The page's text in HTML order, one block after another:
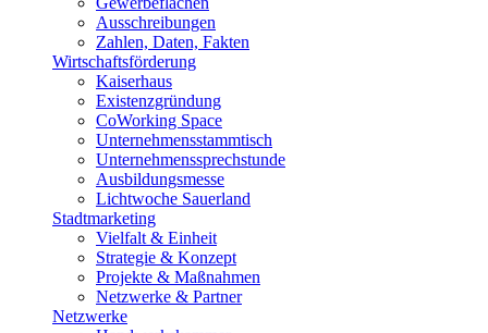
Ausschreibungen
Zahlen, Daten, Fakten
Wirtschaftsförderung
Kaiserhaus
Existenzgründung
CoWorking Space
Unternehmensstammtisch
Unternehmenssprechstunde
Ausbildungsmesse
Lichtwoche Sauerland
Stadtmarketing
Vielfalt & Einheit
Strategie & Konzept
Projekte & Maßnahmen
Netzwerke & Partner
Netzwerke